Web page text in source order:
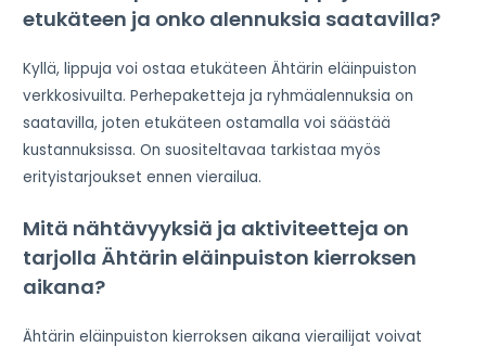
etukäteen ja onko alennuksia saatavilla?
Kyllä, lippuja voi ostaa etukäteen Ähtärin eläinpuiston
verkkosivuilta. Perhepaketteja ja ryhmäalennuksia on
saatavilla, joten etukäteen ostamalla voi säästää
kustannuksissa. On suositeltavaa tarkistaa myös
erityistarjoukset ennen vierailua.
Mitä nähtävyyksiä ja aktiviteetteja on
tarjolla Ähtärin eläinpuiston kierroksen
aikana?
Ähtärin eläinpuiston kierroksen aikana vierailijat voivat